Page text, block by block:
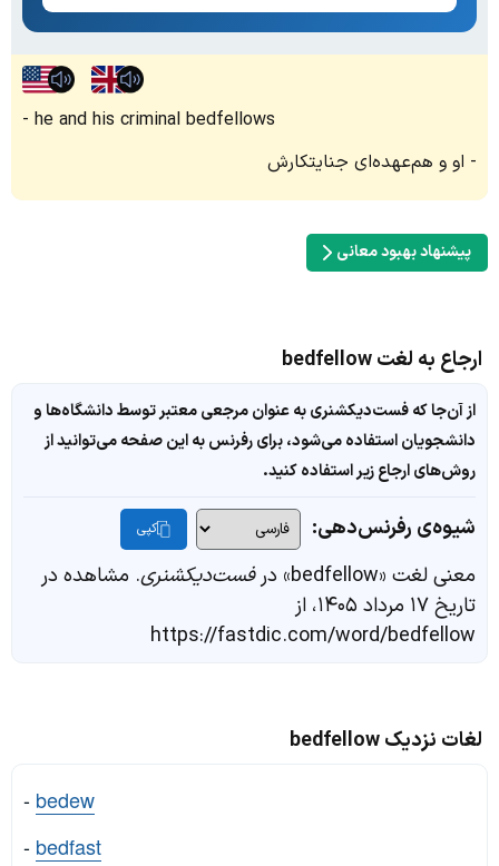
he and his criminal bedfellows
او و هم‌عهده‌ای جنایتکارش
پیشنهاد بهبود معانی
ارجاع به لغت bedfellow
از آن‌جا که فست‌دیکشنری به عنوان مرجعی معتبر توسط دانشگاه‌ها و
دانشجویان استفاده می‌شود، برای رفرنس به این صفحه می‌توانید از
روش‌های ارجاع زیر استفاده کنید.
شیوه‌ی رفرنس‌دهی: کپی
معنی لغت «bedfellow» در فست‌دیکشنری. مشاهده در
تاریخ ۱۷ مرداد ۱۴۰۵، از
https://fastdic.com/word/bedfellow
لغات نزدیک bedfellow
- bedew
- bedfast